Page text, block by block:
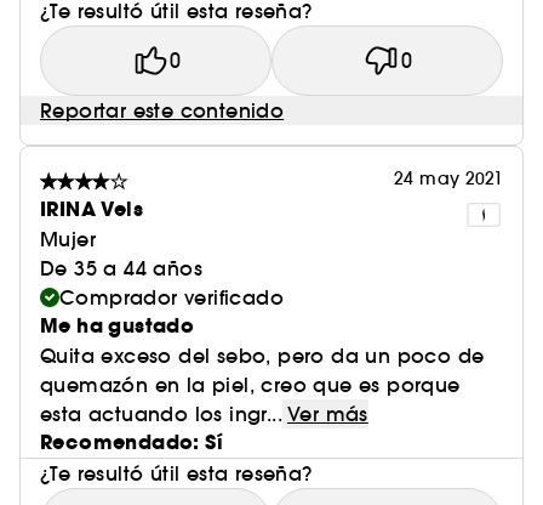
tus selfies.
¿Te resultó útil esta reseña?
0 0
Reportar este contenido
24 may 2021
IRINA Vels
Mujer
De 35 a 44 años
Comprador verificado
Me ha gustado
Quita exceso del sebo, pero da un poco de
quemazón en la piel, creo que es porque
esta actuando los ingr... Ver más
Recomendado: Sí
¿Te resultó útil esta reseña?